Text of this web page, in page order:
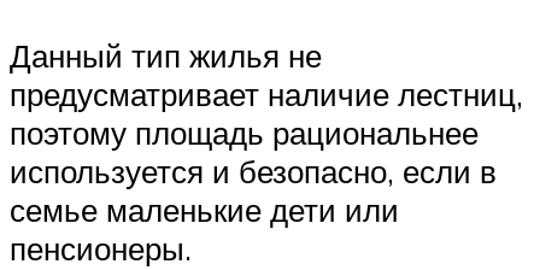
Данный тип жилья не
предусматривает наличие лестниц,
поэтому площадь рациональнее
используется и безопасно, если в
семье маленькие дети или
пенсионеры.